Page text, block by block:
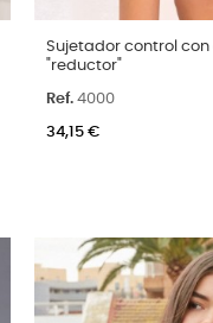
Talla
90C
95C
Color
Blanco
Sujetador control con
"reductor"
Ref. 4000
34,15 €